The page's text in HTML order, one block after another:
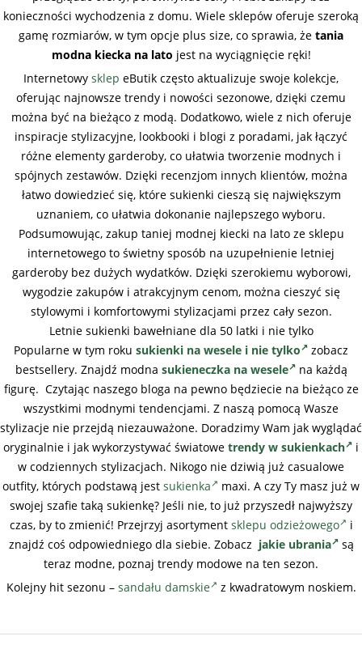
konieczności wychodzenia z domu. Wiele sklepów oferuje szeroką
gamę rozmiarów, w tym opcje plus size, co sprawia, że tania
modna kiecka na lato jest na wyciągnięcie ręki!
Internetowy sklep eButik często aktualizuje swoje kolekcje,
oferując najnowsze trendy i nowości sezonowe, dzięki czemu
można być na bieżąco z modą. Dodatkowo, wiele z nich oferuje
inspiracje stylizacyjne, lookbooki i blogi z poradami, jak łączyć
różne elementy garderoby, co ułatwia tworzenie modnych i
spójnych zestawów. Dzięki recenzjom innych klientów, można
łatwo dowiedzieć się, które sukienki cieszą się największym
uznaniem, co ułatwia dokonanie najlepszego wyboru.
Podsumowując, zakup taniej modnej kiecki na lato ze sklepu
internetowego to świetny sposób na uzupełnienie letniej
garderoby bez dużych wydatków. Dzięki szerokiemu wyborowi,
wygodzie zakupów i atrakcyjnym cenom, można cieszyć się
stylowymi i komfortowymi stylizacjami przez cały sezon.
Letnie sukienki bawełniane dla 50 latki i nie tylko
Popularne w tym roku sukienki na wesele i nie tylko
zobacz
bestsellery. Znajdź modna sukieneczka na wesele na każdą
figurę. Czytając naszego bloga na pewno będziecie na bieżąco ze
wszystkimi modnymi tendencjami. Z naszą pomocą Wasze
stylizacje nie przejdą niezauważone. Doradzimy Wam jak wyglądać
oryginalnie i jak wykorzystywać światowe trendy w sukienkach
i
w codziennych stylizacjach. Nikogo nie dziwią już casualowe
outfity, których podstawą jest sukienka
maxi. A czy Ty masz już w
swojej szafie taką sukienkę? Jeśli nie, to już przyszedł najwyższy
czas, by to zmienić! Przejrzyj asortyment sklepu odzieżowego
i
znajdź coś odpowiedniego dla siebie. Zobacz jakie ubrania
są
teraz modne, poznaj trendy modowe na ten sezon.
Kolejny hit sezonu – sandału damskie z kwadratowym noskiem.